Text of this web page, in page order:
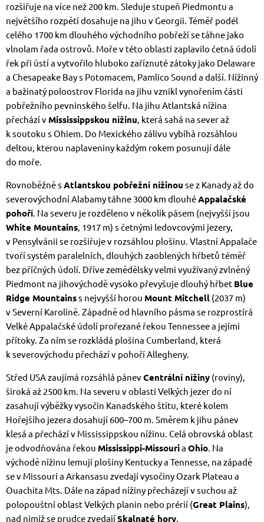
rozšiřuje na více než 200 km. Sleduje stupeň Piedmontu a
největšího rozpětí dosahuje na jihu v Georgii. Téměř podél
celého 1700 km dlouhého východního pobřeží se táhne jako
vlnolam řada ostrovů. Moře v této oblasti zaplavilo četná údolí
řek při ústí a vytvořilo hluboko zaříznuté zátoky jako Delaware
a Chesapeake Bay s Potomacem, Pamlico Sound a další. Nížinný
a bažinatý poloostrov Florida na jihu vznikl vynořením části
pobřežního pevninského šelfu. Na jihu Atlantská nížina
přechází v Mississippskou nížinu, která sahá na sever až
k soutoku s Ohiem. Do Mexického zálivu vybíhá rozsáhlou
deltou, kterou naplaveniny každým rokem posunují dále
do moře.
Rovnoběžně s Atlantskou pobřežní nížinou se z Kanady až do
severovýchodní Alabamy táhne 3000 km dlouhéAppalačské
pohoří. Na severu je rozděleno v několik pásem (nejvyšší jsou
White Mountains, 1917 m) s četnými ledovcovými jezery,
v Pensylvánii se rozšiřuje v rozsáhlou plošinu. Vlastní Appalače
tvoří systém paralelních, dlouhých zaoblených hřbetů téměř
bez příčných údolí. Dříve zemědělsky velmi využívaný zvlněný
Piedmont na jihovýchodě vysoko převyšuje dlouhý hřbet Blue
Ridge Mountainss nejvyšší horou Mount Mitchell (2037 m)
v Severní Karolíně. Západně od hlavního pásma se rozprostírá
Velké Appalačské údolí prořezané řekou Tennessee a jejími
přítoky. Za ním se rozkládá plošina Cumberland, která
k severovýchodu přechází v pohoří Allegheny.
Střed USA zaujímá rozsáhlá pánevCentrální nížiny (roviny),
široká až 2500 km. Na severu v oblasti Velkých jezer do ní
zasahují výběžky vysočin Kanadského štítu, které kolem
Hořejšího jezera dosahují 600–700 m. Směrem k jihu pánev
klesá a přechází v Mississippskou nížinu. Celá obrovská oblast
je odvodňována řekou Mississippi-Missouria Ohio. Na
východě nížinu lemují plošiny Kentucky a Tennesse, na západě
se v Missouri a Arkansasu zvedají vysočiny Ozark Plateau a
Ouachita Mts. Dále na západ nížiny přecházejí v suchou až
polopouštní oblast Velkých planin nebo prérií (Great Plains),
nad nimiž se prudce zvedajíSkalnaté hory.